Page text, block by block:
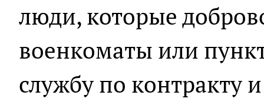
люди, которые
военкоматы или
службу по контракту